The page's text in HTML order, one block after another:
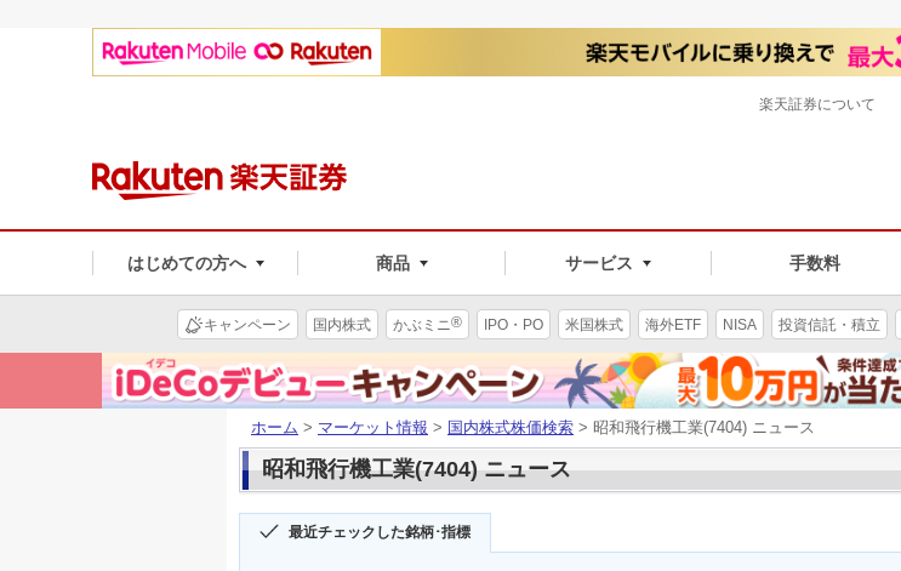
はじめての方へ 商品 サービス 手数料
楽天証券について
キャンペーン 国内株式 かぶミニ® IPO・PO 米国株式 海外ETF NISA 投資信託・積立
ホーム > マーケット情報 > 国内株式株価検索 > 昭和飛行機工業(7404) ニュース
昭和飛行機工業(7404) ニュース
最近チェックした銘柄･指標